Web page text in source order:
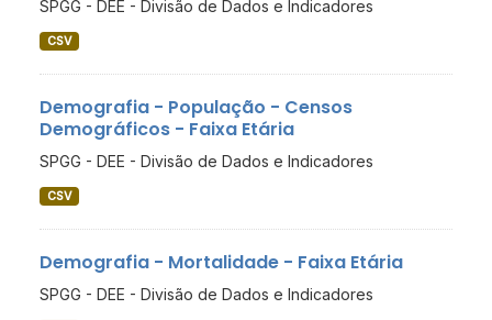
SPGG - DEE - Divisão de Dados e Indicadores
CSV
Demografia - População - Censos
Demográficos - Faixa Etária
SPGG - DEE - Divisão de Dados e Indicadores
CSV
Demografia - Mortalidade - Faixa Etária
SPGG - DEE - Divisão de Dados e Indicadores